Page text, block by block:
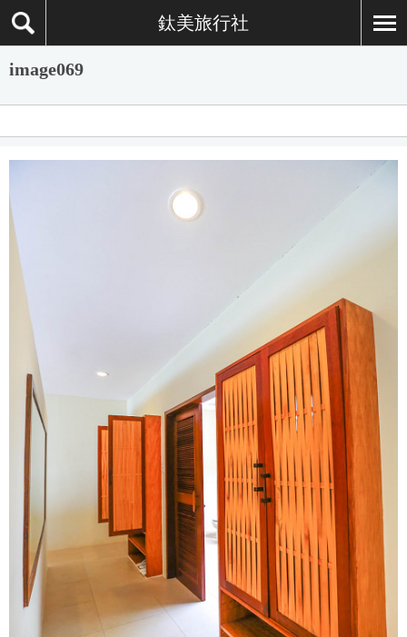
鈦美旅行社
image069